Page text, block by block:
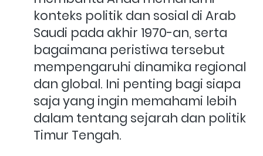
konteks politik dan sosial di Arab
Saudi pada akhir 1970-an, serta
bagaimana peristiwa tersebut
mempengaruhi dinamika regional
dan global. Ini penting bagi siapa
saja yang ingin memahami lebih
dalam tentang sejarah dan politik
Timur Tengah.